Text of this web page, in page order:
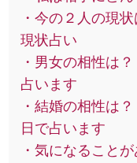
・今の２人の現
現状占い
・男女の相性は
占います
・結婚の相性は
日で占います
・気になること